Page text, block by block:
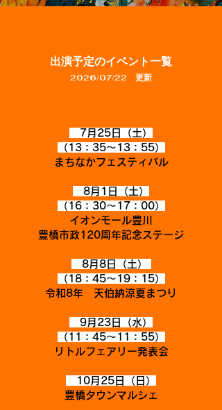
出演予定のイベント一覧
2026/07/22 更新
7月25日（土）
​（13：35～13：55）
​まちなかフェスティバル
8月1日（土）
（16：30～17：00）
イオンモール豊川
豊橋市政120周年記念ステージ
8月8日（土）
​（18：45～19：15）
令和8年 天伯納涼夏まつり
9月23日（水）
​（11：45～11：55）
リトルフェアリー発表会
10月25日（日）
豊橋タウンマルシェ